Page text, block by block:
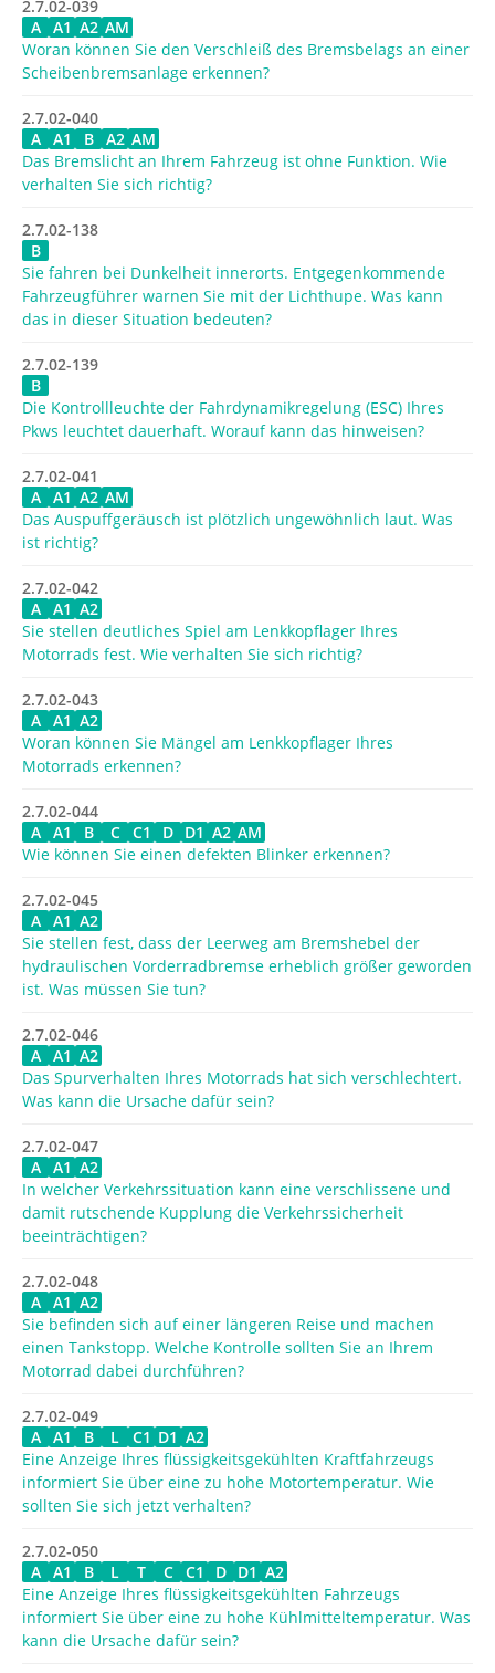
2.7.02-039
A
A1 A2 AM
Woran können Sie den Verschleiß des Bremsbelags an einer
Scheibenbremsanlage erkennen?
2.7.02-040
A
A1 B A2 AM
Das Bremslicht an Ihrem Fahrzeug ist ohne Funktion. Wie
verhalten Sie sich richtig?
2.7.02-138
B
Sie fahren bei Dunkelheit innerorts. Entgegenkommende
Fahrzeugführer warnen Sie mit der Lichthupe. Was kann
das in dieser Situation bedeuten?
2.7.02-139
B
Die Kontrollleuchte der Fahrdynamikregelung (ESC) Ihres
Pkws leuchtet dauerhaft. Worauf kann das hinweisen?
2.7.02-041
A
A1 A2 AM
Das Auspuffgeräusch ist plötzlich ungewöhnlich laut. Was
ist richtig?
2.7.02-042
A
A1 A2
Sie stellen deutliches Spiel am Lenkkopflager Ihres
Motorrads fest. Wie verhalten Sie sich richtig?
2.7.02-043
A
A1 A2
Woran können Sie Mängel am Lenkkopflager Ihres
Motorrads erkennen?
2.7.02-044
A
A1 B C C1 D D1 A2 AM
Wie können Sie einen defekten Blinker erkennen?
2.7.02-045
A
A1 A2
Sie stellen fest, dass der Leerweg am Bremshebel der
hydraulischen Vorderradbremse erheblich größer geworden
ist. Was müssen Sie tun?
2.7.02-046
A
A1 A2
Das Spurverhalten Ihres Motorrads hat sich verschlechtert.
Was kann die Ursache dafür sein?
2.7.02-047
A
A1 A2
In welcher Verkehrssituation kann eine verschlissene und
damit rutschende Kupplung die Verkehrssicherheit
beeinträchtigen?
2.7.02-048
A
A1 A2
Sie befinden sich auf einer längeren Reise und machen
einen Tankstopp. Welche Kontrolle sollten Sie an Ihrem
Motorrad dabei durchführen?
2.7.02-049
A
A1 B L C1 D1 A2
Eine Anzeige Ihres flüssigkeitsgekühlten Kraftfahrzeugs
informiert Sie über eine zu hohe Motortemperatur. Wie
sollten Sie sich jetzt verhalten?
2.7.02-050
A
A1 B L T C C1 D D1 A2
Eine Anzeige Ihres flüssigkeitsgekühlten Fahrzeugs
informiert Sie über eine zu hohe Kühlmitteltemperatur. Was
kann die Ursache dafür sein?